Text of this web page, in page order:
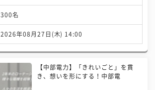
300名
2026年08月27日(木) 14:00
【中部電力】「きれいごと」を貫
き、想いを形にする！中部電